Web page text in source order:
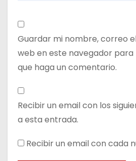
Guardar mi nombre, correo
web en este navegador para
que haga un comentario.
Recibir un email con los
a esta entrada.
Recibir un email con cada